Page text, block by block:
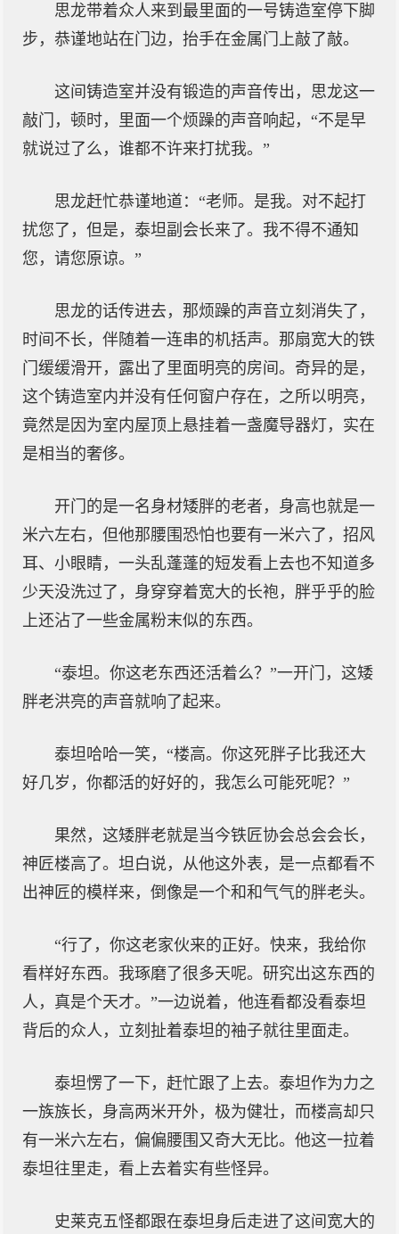
思龙带着众人来到最里面的一号铸造室停下脚
步，恭谨地站在门边，抬手在金属门上敲了敲。
这间铸造室并没有锻造的声音传出，思龙这一
敲门，顿时，里面一个烦躁的声音响起，“不是早
就说过了么，谁都不许来打扰我。”
思龙赶忙恭谨地道：“老师。是我。对不起打
扰您了，但是，泰坦副会长来了。我不得不通知
您，请您原谅。”
思龙的话传进去，那烦躁的声音立刻消失了，
时间不长，伴随着一连串的机括声。那扇宽大的铁
门缓缓滑开，露出了里面明亮的房间。奇异的是，
这个铸造室内并没有任何窗户存在，之所以明亮，
竟然是因为室内屋顶上悬挂着一盏魔导器灯，实在
是相当的奢侈。
开门的是一名身材矮胖的老者，身高也就是一
米六左右，但他那腰围恐怕也要有一米六了，招风
耳、小眼睛，一头乱蓬蓬的短发看上去也不知道多
少天没洗过了，身穿穿着宽大的长袍，胖乎乎的脸
上还沾了一些金属粉末似的东西。
“泰坦。你这老东西还活着么？”一开门，这矮
胖老洪亮的声音就响了起来。
泰坦哈哈一笑，“楼高。你这死胖子比我还大
好几岁，你都活的好好的，我怎么可能死呢？”
果然，这矮胖老就是当今铁匠协会总会会长，
神匠楼高了。坦白说，从他这外表，是一点都看不
出神匠的模样来，倒像是一个和和气气的胖老头。
“行了，你这老家伙来的正好。快来，我给你
看样好东西。我琢磨了很多天呢。研究出这东西的
人，真是个天才。”一边说着，他连看都没看泰坦
背后的众人，立刻扯着泰坦的袖子就往里面走。
泰坦愣了一下，赶忙跟了上去。泰坦作为力之
一族族长，身高两米开外，极为健壮，而楼高却只
有一米六左右，偏偏腰围又奇大无比。他这一拉着
泰坦往里走，看上去着实有些怪异。
史莱克五怪都跟在泰坦身后走进了这间宽大的